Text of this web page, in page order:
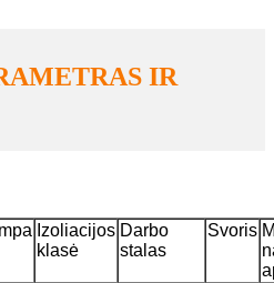
IR
Izoliacijos
klasė
Darbo
stalas
Svoris